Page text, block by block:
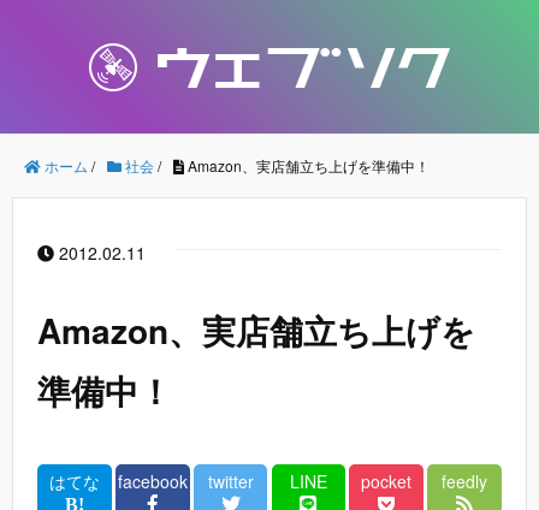
ホーム / 社会/ Amazon、実店舗立ち上げを準備中！
2012.02.11
Amazon、実店舗立ち上げを
準備中！
はてな facebook twitter LINE pocket feedly